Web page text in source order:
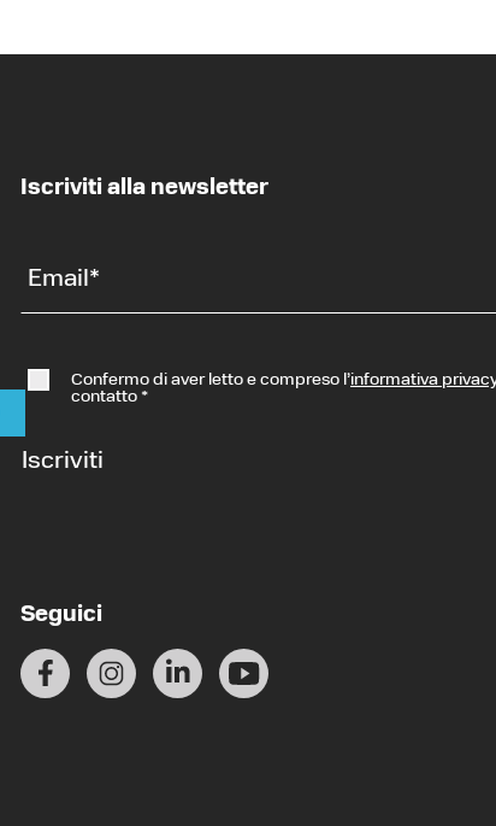
Iscriviti alla newsletter
Email*
Confermo di aver letto e compreso l’informativa
contatto *
Iscriviti
Seguici